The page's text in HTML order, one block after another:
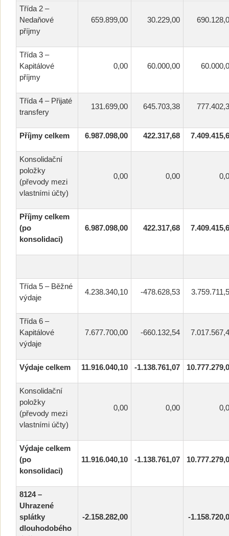
Třída 2 –
Nedaňové
příjmy
659.899,00 30.229,00
Třída 3 –
Kapitálové
příjmy
0,00 60.000,00
Třída 4 – Přijaté
transfery
131.699,00 645.703,38
Příjmy celkem 6.987.098,00 422.317,68
Konsolidační
položky
(převody mezi
vlastními účty)
0,00 0,00
Příjmy celkem
(po
konsolidaci)
6.987.098,00 422.317,68
Třída 5 – Běžné
výdaje
4.238.340,10 -478.628,53
Třída 6 –
Kapitálové
výdaje
7.677.700,00 -660.132,54
Výdaje celkem 11.916.040,10 -1.138.761,07
Konsolidační
položky
(převody mezi
vlastními účty)
0,00 0,00
Výdaje celkem
(po
konsolidaci)
11.916.040,10 -1.138.761,07
8124 –
Uhrazené
splátky
dlouhodobého
-2.158.282,00 -